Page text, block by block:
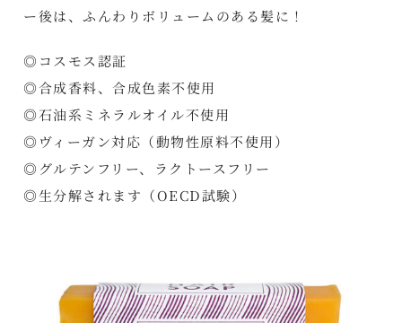
ー後は、ふんわりボリュームのある髪に！
◎コスモス認証
◎合成香料、合成色素不使用
◎石油系ミネラルオイル不使用
◎ヴィーガン対応（動物性原料不使用）
◎グルテンフリー、ラクトースフリー
◎生分解されます（OECD試験）